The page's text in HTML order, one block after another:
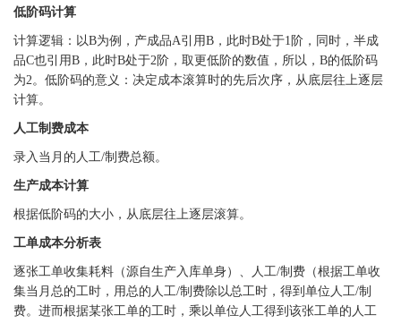
低阶码计算
计算逻辑：以B为例，产成品A引用B，此时B处于1阶，同时，半成
品C也引用B，此时B处于2阶，取更低阶的数值，所以，B的低阶码
为2。低阶码的意义：决定成本滚算时的先后次序，从底层往上逐层
计算。
人工制费成本
录入当月的人工/制费总额。
生产成本计算
根据低阶码的大小，从底层往上逐层滚算。
工单成本分析表
逐张工单收集耗料（源自生产入库单身）、人工/制费（根据工单收
集当月总的工时，用总的人工/制费除以总工时，得到单位人工/制
费。进而根据某张工单的工时，乘以单位人工得到该张工单的人工